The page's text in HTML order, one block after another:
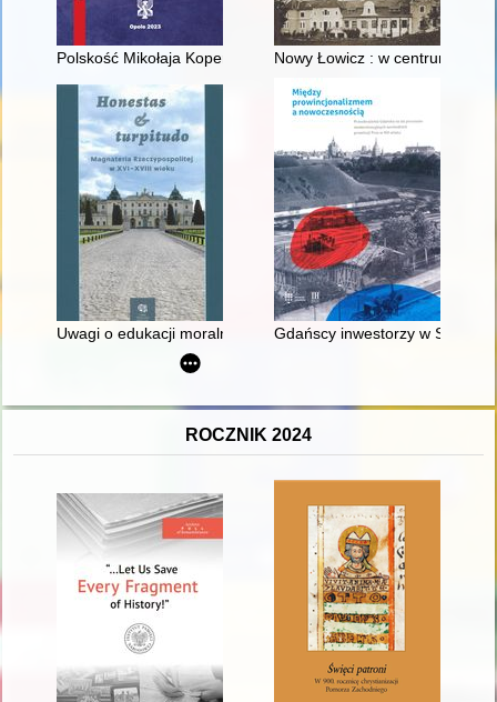
Polskość Mikołaja Kopernika z rodu ŚlązakaNowy Łowicz : w centrum
Uwagi o edukacji moralnej synów szlacheckich w XVI-
Gdańscy inwestorzy w
ROCZNIK 2024